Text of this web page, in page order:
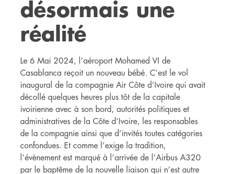
désormais une
réalité
Le 6 Mai 2024, l’aéroport Mohamed VI de
Casablanca reçoit un nouveau bébé. C’est le vol
inaugural de la compagnie Air Côte d’Ivoire qui avait
décollé quelques heures plus tôt de la capitale
ivoirienne avec à son bord, autorités politiques et
administratives de la Côte d’Ivoire, les responsables
de la compagnie ainsi que d’invités toutes catégories
confondues. Et comme l’exige la tradition,
l’évènement est marqué à l’arrivée de l’Airbus A320
par le baptême de la nouvelle liaison qui n’est autre